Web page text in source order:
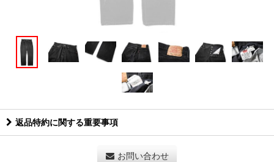
返品特約に関する重要事項
お問い合わせ